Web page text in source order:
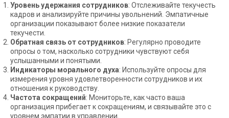
Уровень удержания сотрудников: Отслеживайте текучесть
кадров и анализируйте причины увольнений. Эмпатичные
организации показывают более низкие показатели
текучести.
Обратная связь от сотрудников: Регулярно проводите
опросы о том, насколько сотрудники чувствуют себя
услышанными и понятыми.
Индикаторы морального духа: Используйте опросы для
измерения уровня удовлетворенности сотрудников и их
отношения к руководству.
Частота сокращений: Мониторьте, как часто ваша
организация прибегает к сокращениям, и связывайте это с
уровнем эмпатии в управлении.